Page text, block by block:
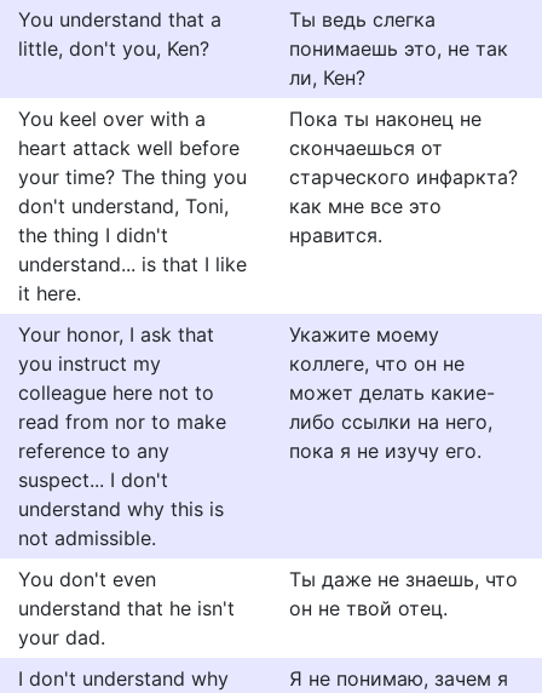
You understand that a
little, don't you, Ken?
Ты ведь слегка
понимаешь это, не так
ли, Кен?
You keel over with a
heart attack well before
your time? The thing you
don't understand, Toni,
the thing I didn't
understand... is that I like
it here.
Пока ты наконец не
скончаешься от
старческого инфаркта?
как мне все это
нравится.
Your honor, I ask that
you instruct my
colleague here not to
read from nor to make
reference to any
suspect... I don't
understand why this is
not admissible.
Укажите моему
коллеге, что он не
может делать какие-
либо ссылки на него,
пока я не изучу его.
You don't even
understand that he isn't
your dad.
Ты даже не знаешь, что
он не твой отец.
I don't understand why
Я не понимаю, зачем я